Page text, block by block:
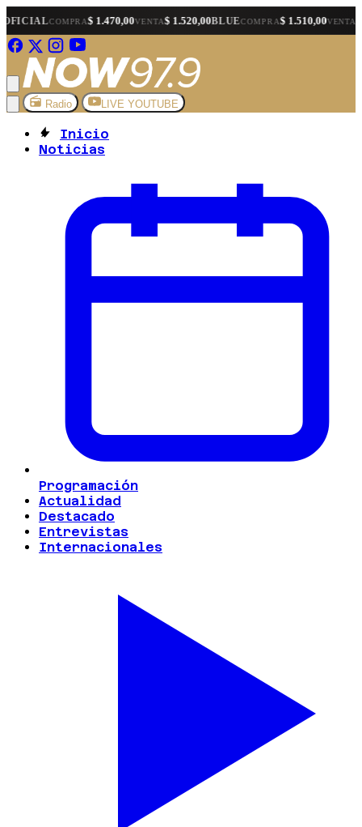
$ 1.470,00VENTA$ 1.520,00BLUECOMPRA$ 1.510,00VENTA$ 1.530,00
Radio LIVE YOUTUBE
Inicio
Noticias
Programación
Actualidad
Destacado
Entrevistas
Internacionales